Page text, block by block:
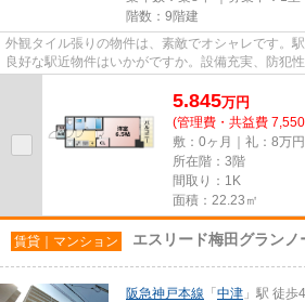
階数：9階建
外観タイル張りの物件は、素敵でオシャレです。
良好な駅近物件はいかがですか。設備充実、防犯
5.845万円
(管理費・共益費
敷：0ヶ月｜礼：8万円
所在階：3階
間取り：1K
面積：22.23㎡
賃貸｜マンション エスリード梅田グランノ
阪急神戸本線 「 中津 」駅 徒歩